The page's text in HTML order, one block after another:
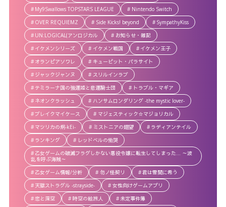
My9Swallows TOPSTARS LEAGUE
Nintendo Switch
OVER REQUIEMZ
Side Kicks! beyond
SympathyKiss
UN:LOGICAL(アンロジカル
お知らせ・雑記
イケメンシリーズ
イケメン戦国
イケメン王子
オランピアソワレ
キューピット・パラサイト
ジャックジャンヌ
スリルインラブ
テミラーナ国の強運姫と悲運騎士団
トラブル・マギア
ネオンクラッシュ
ハンサムロンダリング -the mystic lover-
ブレイクマイケース
マジェスティック☆マジョリカル
マツリカの炯-kEi-
ミストニアの翅望
ラディアンテイル
ランキング
レッドベルの慟哭
乙女ゲームの破滅フラグしかない悪役令嬢に転生してしまった… ～波
乱を呼ぶ海賊～
乙女ゲーム情報/分析
勿ノ怪契リ
君は雪間に希う
天獄ストラグル -strayside-
女性向けゲームアプリ
恋と深空
時空の絵旅人
未定事件簿